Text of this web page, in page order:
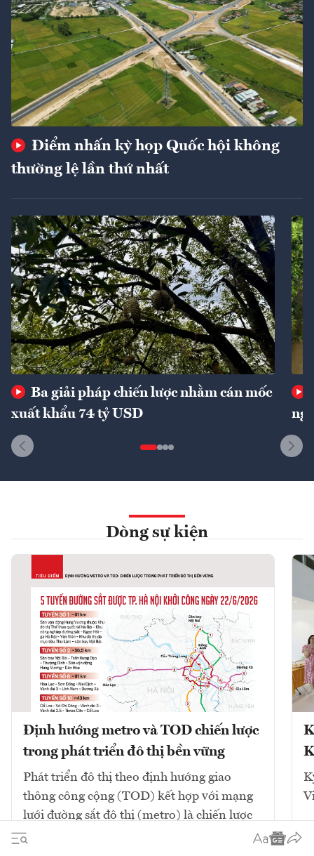
Điểm nhấn kỳ họp Quốc hội không
thường lệ lần thứ nhất
Ba giải pháp chiến lược nhằm cán mốc
xuất khẩu 74 tỷ USD
Dòng sự kiện
Định hướng metro và TOD chiến lược
trong phát triển đô thị bền vững
Phát triển đô thị theo định hướng giao
thông công cộng (TOD) kết hợp với mạng
lưới đường sắt đô thị (metro) là chiến lược
cốt lõi để giải quyết ùn tắc và tái cấu trúc